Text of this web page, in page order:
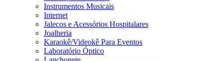
Instrumentos Musicais
Internet
Jalecos e Acessórios Hospitalares
Joalheria
Karaokê/Videokê Para Eventos
Laboratório Óptico